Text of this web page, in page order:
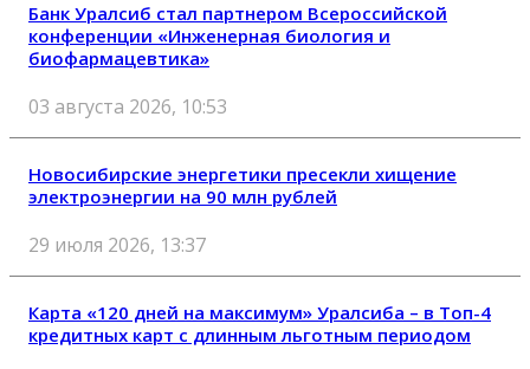
Банк Уралсиб стал партнером Всероссийской
конференции «Инженерная биология и
биофармацевтика»
03 августа 2026, 10:53
Новосибирские энергетики пресекли хищение
электроэнергии на 90 млн рублей
29 июля 2026, 13:37
Карта «120 дней на максимум» Уралсиба – в Топ-4
кредитных карт с длинным льготным периодом